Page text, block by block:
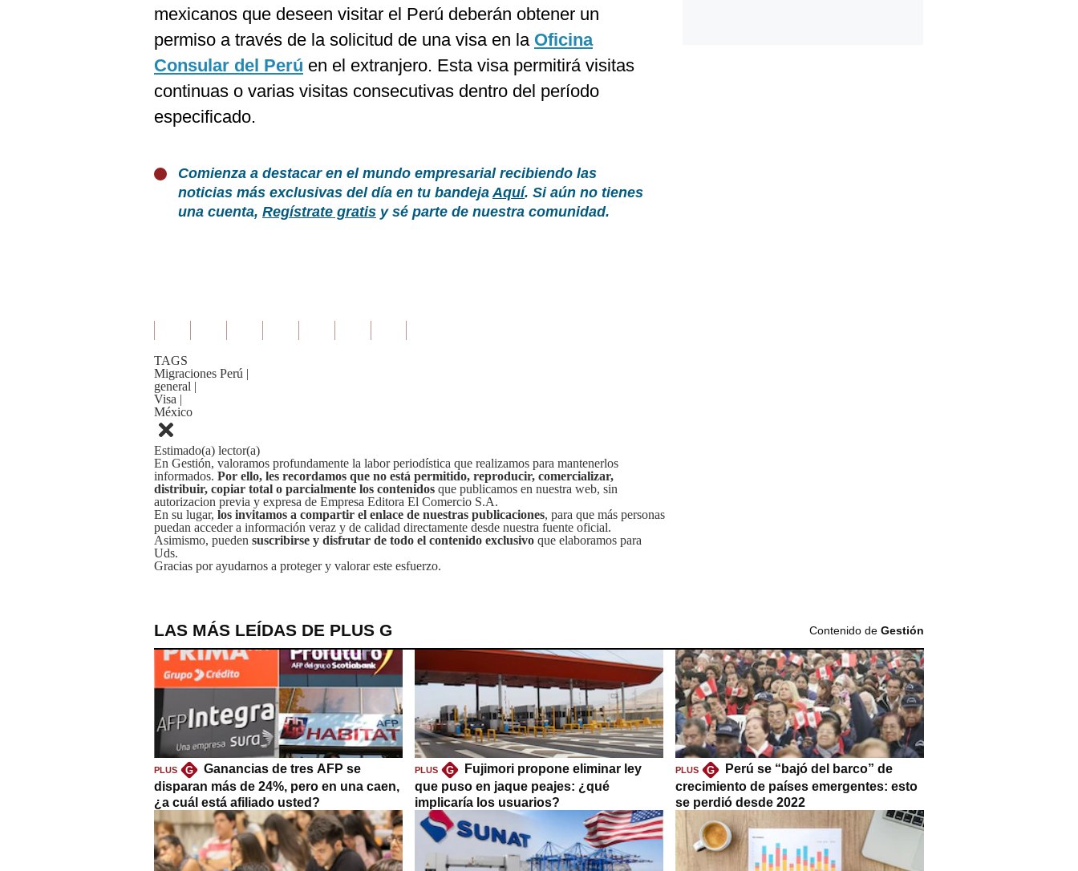
mexicanos que deseen visitar el Perú deberán obtener un
permiso a través de la solicitud de una visa en la Oficina
Consular del Perú en el extranjero. Esta visa permitirá visitas
continuas o varias visitas consecutivas dentro del período
especificado.
Comienza a destacar en el mundo empresarial recibiendo las
noticias más exclusivas del día en tu bandejaAquí. Si aún no tienes
una cuenta, Regístrate gratis y sé parte de nuestra comunidad.
TAGS
Migraciones Perú |
general |
Visa |
México
Estimado(a) lector(a)
En Gestión, valoramos profundamente la labor periodística que realizamos para mantenerlos
informados. Por ello, les recordamos que no está permitido, reproducir, comercializar,
distribuir, copiar total o parcialmente los contenidos que publicamos en nuestra web, sin
autorizacion previa y expresa de Empresa Editora El Comercio S.A.
En su lugar, los invitamos a compartir el enlace de nuestras publicaciones, para que más personas
puedan acceder a información veraz y de calidad directamente desde nuestra fuente oficial.
Asimismo, pueden suscribirse y disfrutar de todo el contenido exclusivo que elaboramos para
Uds.
Gracias por ayudarnos a proteger y valorar este esfuerzo.
LAS MÁS LEÍDAS DE PLUS G Contenido de Gestión
PLUS G
Ganancias de tres AFP se
disparan más de 24%, pero en una caen,
¿a cuál está afiliado usted?
PLUS G
Fujimori propone eliminar ley
que puso en jaque peajes: ¿qué
implicaría los usuarios?
PLUS G
Perú se “bajó del barco” de
crecimiento de países emergentes: esto
se perdió desde 2022